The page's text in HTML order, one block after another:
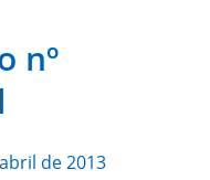
nº
de 2013